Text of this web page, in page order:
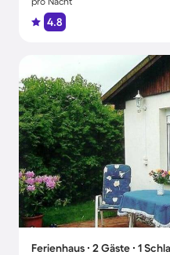
4.8
Ferienhaus ∙ 2 Gäste ∙ 1